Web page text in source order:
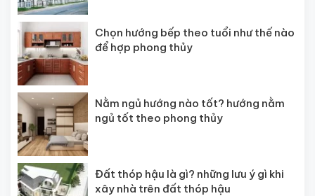
Chọn hướng bếp theo tuổi như thế nào
để hợp phong thủy
Nằm ngủ hướng nào tốt? hướng nằm
ngủ tốt theo phong thủy
Đất thóp hậu là gì? những lưu ý gì khi
xây nhà trên đất thóp hậu